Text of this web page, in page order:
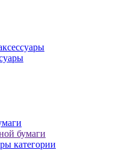
бумаги
категории